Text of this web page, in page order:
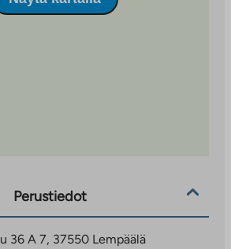
Perustiedot
36 A 7, 37550 Lempäälä